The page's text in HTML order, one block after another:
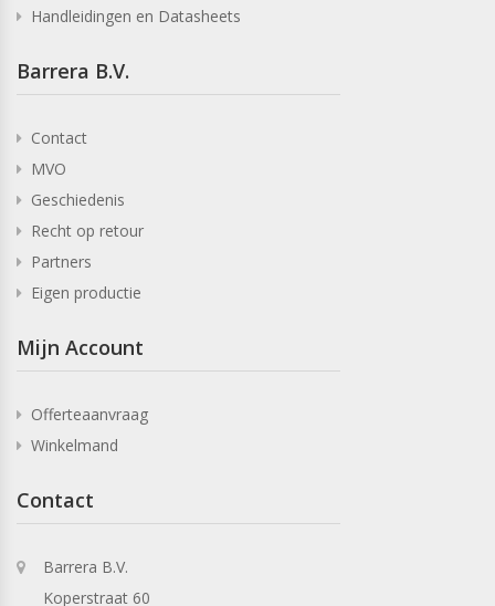
Handleidingen en Datasheets
Barrera B.V.
Contact
MVO
Geschiedenis
Recht op retour
Partners
Eigen productie
Mijn Account
Offerteaanvraag
Winkelmand
Contact
Barrera B.V.
Koperstraat 60